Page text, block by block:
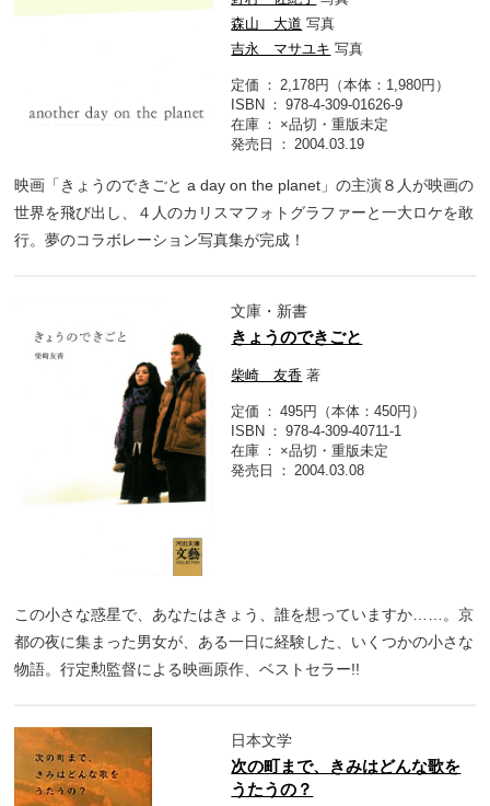
森山 大道 写真
吉永 マサユキ 写真
定価
2,178円（本体：1,980円）
ISBN
978-4-309-01626-9
在庫
×品切・重版未定
発売日
2004.03.19
映画「きょうのできごと a day on the planet」の主演８人が映画の
世界を飛び出し、４人のカリスマフォトグラファーと一大ロケを敢
行。夢のコラボレーション写真集が完成！
文庫・新書
きょうのできごと
柴崎 友香 著
定価
495円（本体：450円）
ISBN
978-4-309-40711-1
在庫
×品切・重版未定
発売日
2004.03.08
この小さな惑星で、あなたはきょう、誰を想っていますか……。京
都の夜に集まった男女が、ある一日に経験した、いくつかの小さな
物語。行定勲監督による映画原作、ベストセラー!!
日本文学
次の町まで、きみはどんな歌を
うたうの？